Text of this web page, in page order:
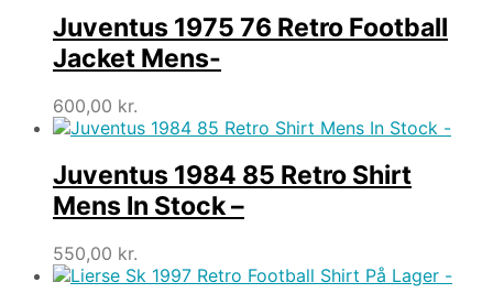
var:
500,00 kr..
er:
393,75 kr..
Juventus 1975 76 Retro Football
Jacket Mens-
600,00 kr.
Juventus 1984 85 Retro Shirt
Mens In Stock –
550,00 kr.